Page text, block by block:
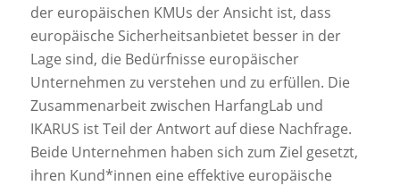
der europäischen KMUs der Ansicht ist, dass
europäische Sicherheitsanbietet besser in der
Lage sind, die Bedürfnisse europäischer
Unternehmen zu verstehen und zu erfüllen. Die
Zusammenarbeit zwischen HarfangLab und
IKARUS ist Teil der Antwort auf diese Nachfrage.
Beide Unternehmen haben sich zum Ziel gesetzt,
ihren Kund*innen eine effektive europäische